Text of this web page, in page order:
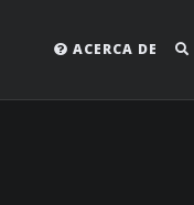
ACERCA DE